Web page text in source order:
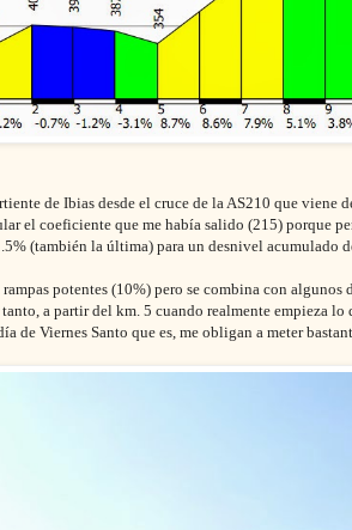
de Ibias desde el cruce de la AS210 que viene
el coeficiente que me había salido (215) porque
(también la última) para un desnivel acumulado
potentes (10%) pero se combina con
a partir del km. 5 cuando realmente empieza
de Viernes Santo que es, me obligan a meter